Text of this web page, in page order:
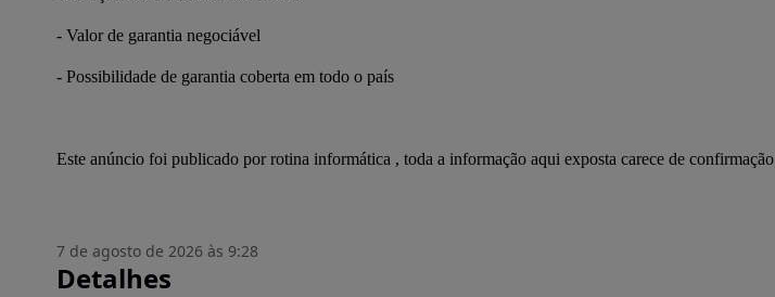
- Valor de garantia negociável
- Possibilidade de garantia coberta em todo o país
Este anúncio foi publicado por rotina informática , toda a informação aqui exposta carece de
7 de agosto de 2026 às 9:28
Detalhes